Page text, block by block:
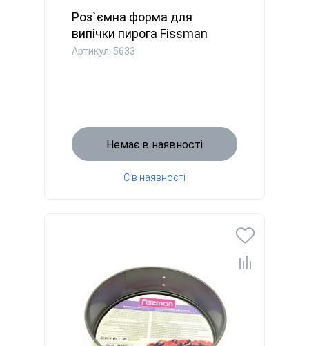
Роз`ємна форма для
випічки пирога Fissman
PIANA 22...
Артикул: 5633
Немає в наявності
Є в наявності